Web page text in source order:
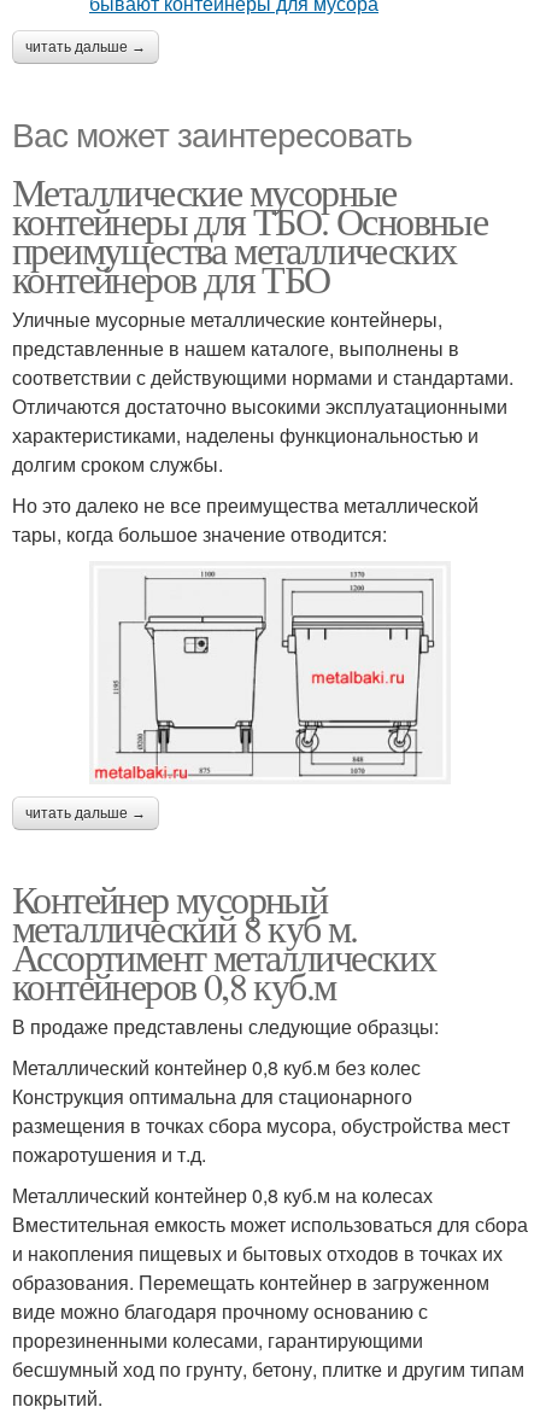
читать дальше →
Вас может заинтересовать
Металлические мусорные
контейнеры для ТБО. Основные
преимущества металлических
контейнеров для ТБО
Уличные мусорные металлические контейнеры,
представленные в нашем каталоге, выполнены в
соответствии с действующими нормами и стандартами.
Отличаются достаточно высокими эксплуатационными
характеристиками, наделены функциональностью и
долгим сроком службы.
Но это далеко не все преимущества металлической
тары, когда большое значение отводится:
читать дальше →
Контейнер мусорный
металлический 8 куб м.
Ассортимент металлических
контейнеров 0,8 куб.м
В продаже представлены следующие образцы:
Металлический контейнер 0,8 куб.м без колес
Конструкция оптимальна для стационарного
размещения в точках сбора мусора, обустройства мест
пожаротушения и т.д.
Металлический контейнер 0,8 куб.м на колесах
Вместительная емкость может использоваться для сбора
и накопления пищевых и бытовых отходов в точках их
образования. Перемещать контейнер в загруженном
виде можно благодаря прочному основанию с
прорезиненными колесами, гарантирующими
бесшумный ход по грунту, бетону, плитке и другим типам
покрытий.